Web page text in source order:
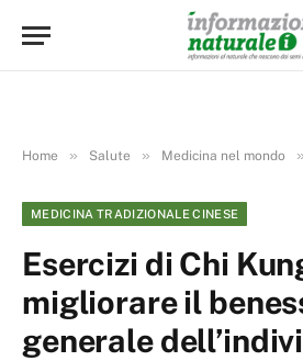
Home » Salute » Medicina nel mondo »
MEDICINA TRADIZIONALE CINESE
Esercizi di Chi
migliorare il
generale